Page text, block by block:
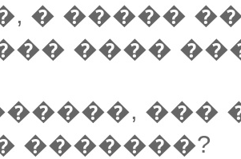
� �����
����
���
�������?